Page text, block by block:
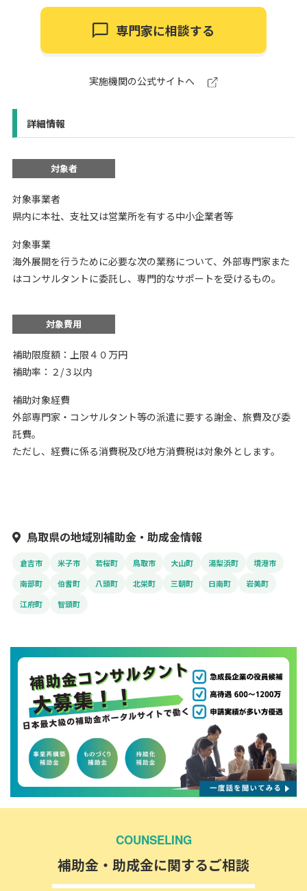
専門家に相談する
実施機関の公式サイトへ
詳細情報
対象者
対象事業者
県内に本社、支社又は営業所を有する中小企業者等
対象事業
海外展開を行うために必要な次の業務について、外部専門家また
はコンサルタントに委託し、専門的なサポートを受けるもの。
対象費用
補助限度額：上限４０万円
補助率：２/３以内
補助対象経費
外部専門家・コンサルタント等の派遣に要する謝金、旅費及び委
託費。
ただし、経費に係る消費税及び地方消費税は対象外とします。
鳥取県の地域別補助金・助成金情報
倉吉市 米子市 若桜町 鳥取市 大山町 湯梨浜町
境港市
南部町
伯耆町 八頭町 北栄町 三朝町 日南町
岩美町
江府町
智頭町
COUNSELING
補助金・助成金に関するご相談